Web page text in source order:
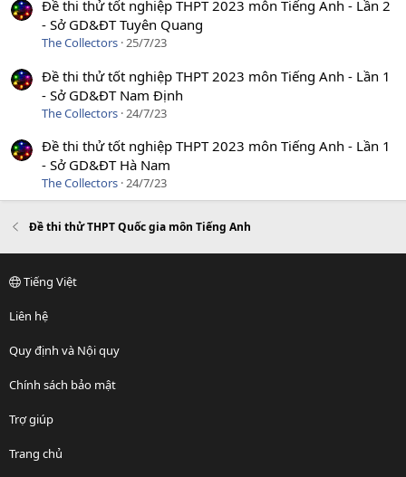
Đề thi thử tốt nghiệp THPT 2023 môn Tiếng Anh - Lần 2
- Sở GD&ĐT Tuyên Quang
The Collectors 25/7/23
Đề thi thử tốt nghiệp THPT 2023 môn Tiếng Anh - Lần 1
- Sở GD&ĐT Nam Định
The Collectors 24/7/23
Đề thi thử tốt nghiệp THPT 2023 môn Tiếng Anh - Lần 1
- Sở GD&ĐT Hà Nam
The Collectors 24/7/23
Đề thi thử THPT Quốc gia môn Tiếng Anh
Tiếng Việt
Liên hệ
Quy định và Nội quy
Chính sách bảo mật
Trợ giúp
Trang chủ